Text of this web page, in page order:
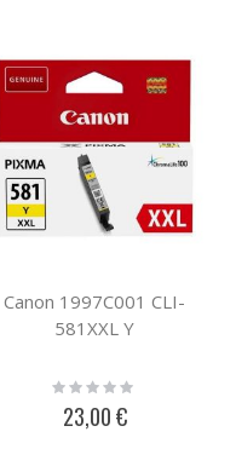
Canon 1997C001 CLI-
581XXL Y
Rating:
23,00 €